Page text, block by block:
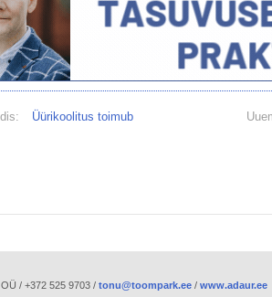
Üürikoolitus toimub
/ +372 525 9703 / tonu@toompark.ee/ www.adaur.ee